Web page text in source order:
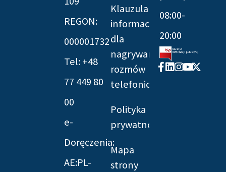
REGON:
000001732
Tel: +48
77 449 80
00
e-
Doręczenia:
AE:PL-
Klauzula
informacyjna
dla
nagrywania
rozmów
telefonicznych
Polityka
prywatności
Mapa
strony
08:00-
20:00
Facebook-
f
Linkedin
Instagram
Youtube
X-